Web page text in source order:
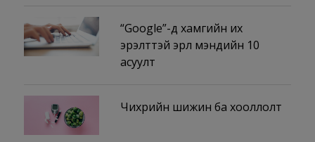
“Google”-д хамгийн их
эрэлттэй эрүүл мэндийн 10
асуулт
Чихрийн шижин ба хооллолт